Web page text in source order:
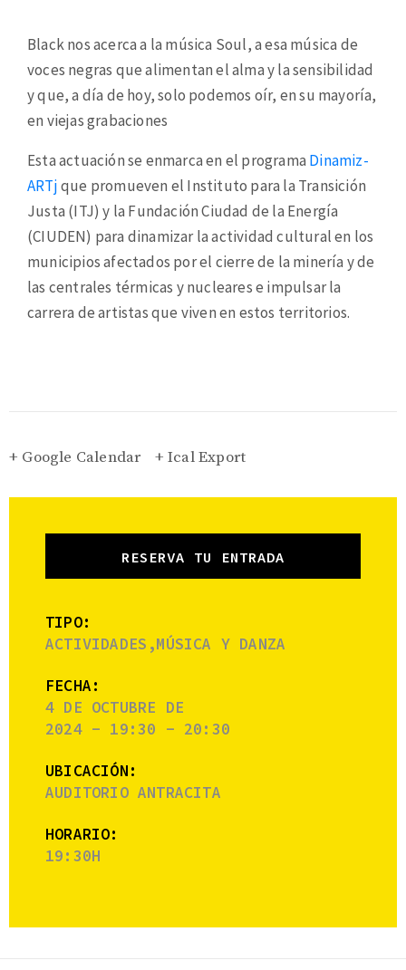
Black nos acerca a la música Soul, a esa música de
voces negras que alimentan el alma y la sensibilidad
y que, a día de hoy, solo podemos oír, en su mayoría,
en viejas grabaciones
Esta actuación se enmarca en el programa Dinamiz-
ARTjque promueven el Instituto para la Transición
Justa (ITJ) y la Fundación Ciudad de la Energía
(CIUDEN) para dinamizar la actividad cultural en los
municipios afectados por el cierre de la minería y de
las centrales térmicas y nucleares e impulsar la
carrera de artistas que viven en estos territorios.
+ Google Calendar + Ical Export
RESERVA TU ENTRADA
TIPO:
ACTIVIDADES,MÚSICA Y DANZA
FECHA:
4 DE OCTUBRE DE
2024 - 19:30 - 20:30
UBICACIÓN:
AUDITORIO ANTRACITA
HORARIO:
19:30H